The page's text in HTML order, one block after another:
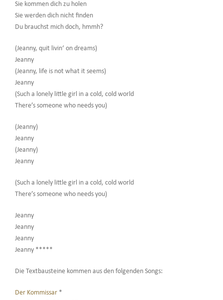
Sie kommen dich zu holen
Sie werden dich nicht finden
Du brauchst mich doch, hmmh?
(Jeanny, quit livin‘ on dreams)
Jeanny
(Jeanny, life is not what it seems)
Jeanny
(Such a lonely little girl in a cold, cold world
There’s someone who needs you)
(Jeanny)
Jeanny
(Jeanny)
Jeanny
(Such a lonely little girl in a cold, cold world
There’s someone who needs you)
Jeanny
Jeanny
Jeanny
Jeanny *****
Die Textbausteine kommen aus den folgenden Songs:
Der Kommissar*